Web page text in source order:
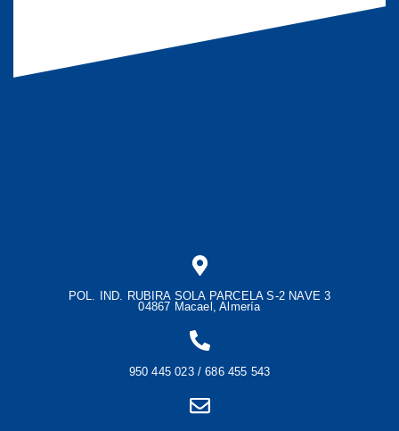
POL. IND. RUBIRA SOLA PARCELA S-2 NAVE 3
04867 Macael, Almería
950 445 023 / 686 455 543